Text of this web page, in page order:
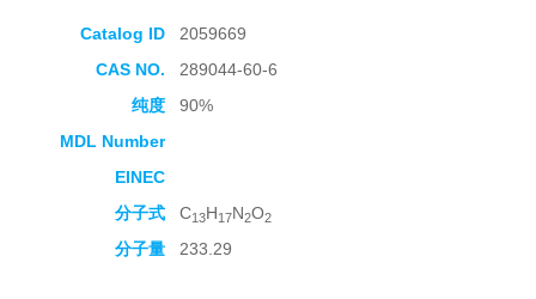
Catalog ID
2059669
CAS NO.
289044-60-6
纯度
90%
MDL Number
EINEC
分子式
C13H17N2O2
分子量 233.29